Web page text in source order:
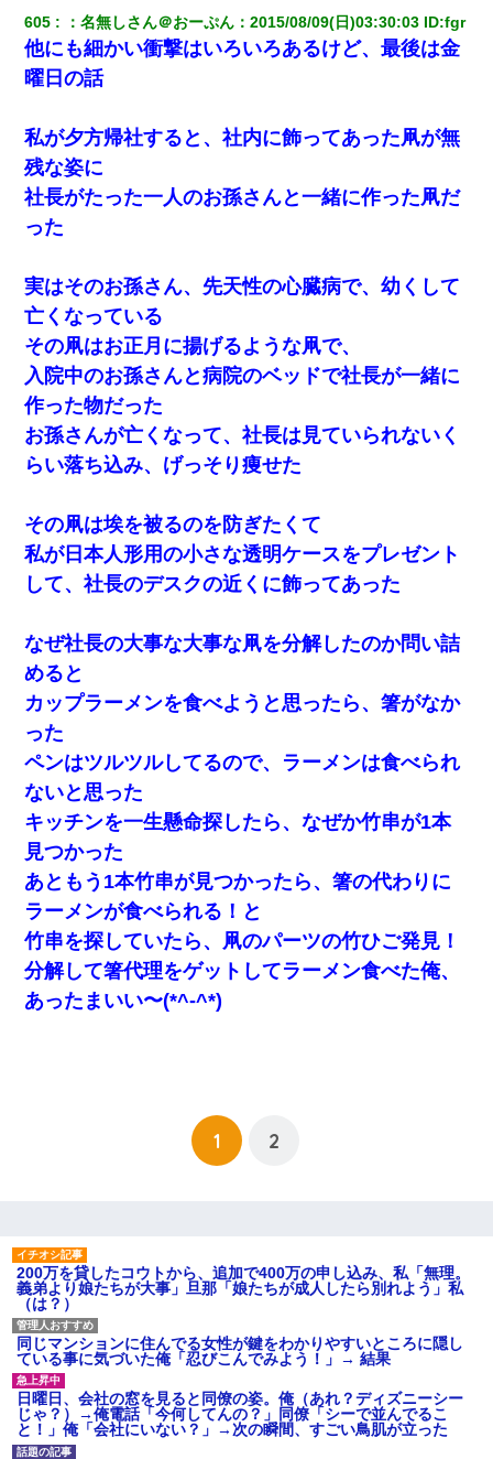
605 ：名無しさん＠おーぷん ：2015/08/09(日)03:30:03 ID:fgr
他にも細かい衝撃はいろいろあるけど、最後は金
曜日の話
私が夕方帰社すると、社内に飾ってあった凧が無
残な姿に
社長がたった一人のお孫さんと一緒に作った凧だ
った
実はそのお孫さん、先天性の心臓病で、幼くして
亡くなっている
その凧はお正月に揚げるような凧で、
入院中のお孫さんと病院のベッドで社長が一緒に
作った物だった
お孫さんが亡くなって、社長は見ていられないく
らい落ち込み、げっそり痩せた
その凧は埃を被るのを防ぎたくて
私が日本人形用の小さな透明ケースをプレゼント
して、社長のデスクの近くに飾ってあった
なぜ社長の大事な大事な凧を分解したのか問い詰
めると
カップラーメンを食べようと思ったら、箸がなか
った
ペンはツルツルしてるので、ラーメンは食べられ
ないと思った
キッチンを一生懸命探したら、なぜか竹串が1本
見つかった
あともう1本竹串が見つかったら、箸の代わりに
ラーメンが食べられる！と
竹串を探していたら、凧のパーツの竹ひご発見！
分解して箸代理をゲットしてラーメン食べた俺、
あったまいい〜(*^-^*)
1 2
200万を貸したコウトから、追加で400万の申し込み、私「無理。
義弟より娘たちが大事」旦那「娘たちが成人したら別れよう」私
（は？）
同じマンションに住んでる女性が鍵をわかりやすいところに隠し
ている事に気づいた俺「忍びこんでみよう！」→ 結果
日曜日、会社の窓を見ると同僚の姿。俺（あれ？ディズニーシー
じゃ？）→俺電話「今何してんの？」同僚「シーで並んでるこ
と！」俺「会社にいない？」→次の瞬間、すごい鳥肌が立った